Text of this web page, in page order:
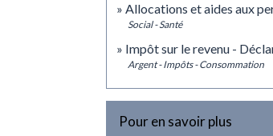
Allocations et aides aux
Social - Santé
Impôt sur le revenu -
Argent - Impôts - Consommation
Pour en savoir plus